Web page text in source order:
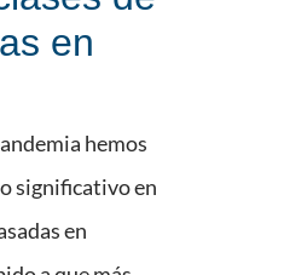
en
hemos
significativo en
en